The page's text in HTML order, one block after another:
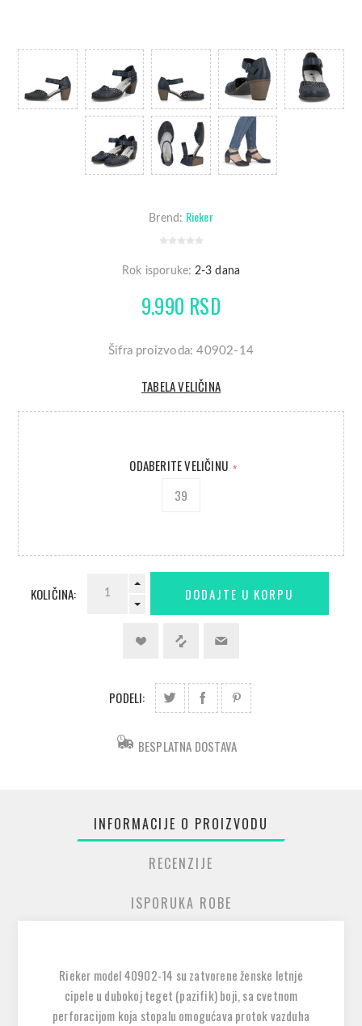
Brend: Rieker
Rok isporuke: 2-3 dana
9.990 RSD
Šifra proizvoda: 40902-14
TABELA VELIČINA
ODABERITE VELIČINU *
39
KOLIČINA:
PODELI:
BESPLATNA DOSTAVA
INFORMACIJE O PROIZVODU
RECENZIJE
ISPORUKA ROBE
Rieker model 40902-14 su zatvorene ženske letnje
cipele u dubokoj teget (pazifik) boji, sa cvetnom
perforacijom koja stopalu omogućava protok vazduha